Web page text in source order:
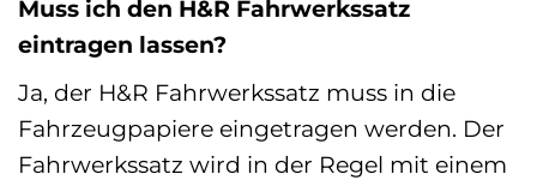
Muss ich den H&R Fahrwerkssatz
eintragen lassen?
Ja, der H&R Fahrwerkssatz muss in die
Fahrzeugpapiere eingetragen werden. Der
Fahrwerkssatz wird in der Regel mit einem